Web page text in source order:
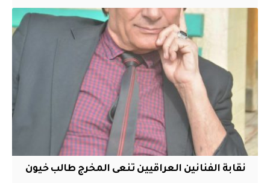
نقابة الفنانين العراقيين تنعى المخرج طالب خيون